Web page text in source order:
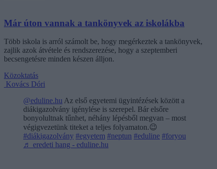
Már úton vannak a tankönyvek az iskolákba
Több iskola is arról számolt be, hogy megérkeztek a tankönyvek,
zajlik azok átvétele és rendszerezése, hogy a szeptemberi
becsengetésre minden készen álljon.
Közoktatás
Kovács Dóri
@eduline.hu Az első egyetemi ügyintézések között a
diákigazolvány igénylése is szerepel. Bár elsőre
bonyolultnak tűnhet, néhány lépésből megvan – most
végigvezetünk titeket a teljes folyamaton.😉
#diákigazolvány #egyetem #neptun #eduline #foryou
♬ eredeti hang - eduline.hu